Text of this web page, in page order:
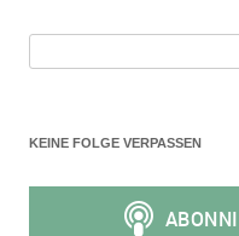
KEINE FOLGE VERPASSEN